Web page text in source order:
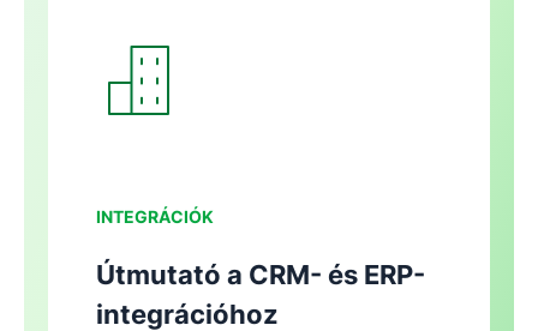
INTEGRÁCIÓK
Útmutató a CRM- és ERP-
integrációhoz
Új ablakban nyílik meg